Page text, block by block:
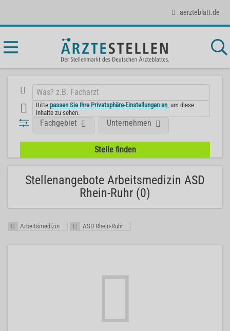
aerzteblatt.de
Bittepassen Sie Ihre Privatsphäre-Einstellungen an , um diese
Inhalte zu sehen.
Fachgebiet Unternehmen
Stellenangebote Arbeitsmedizin ASD
Rhein-Ruhr (0)
Arbeitsmedizin ASD Rhein-Ruhr